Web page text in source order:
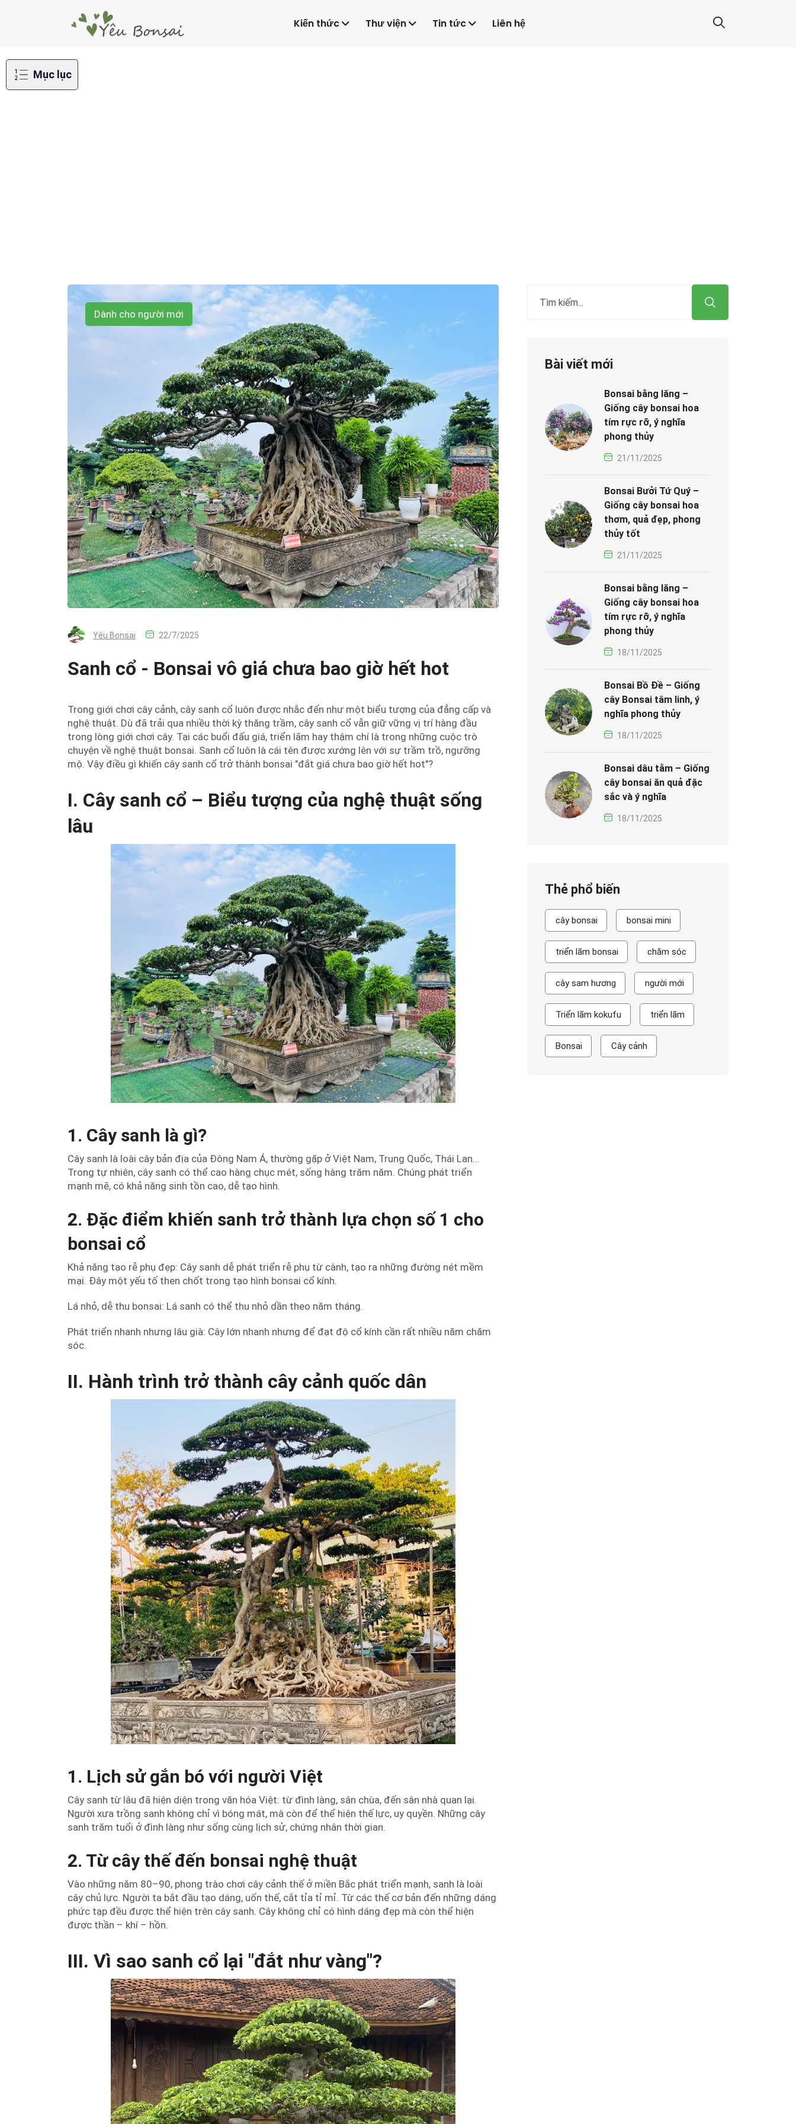
Kiến thức Thư viện Tin tức Liên hệ
Dành cho người mới
Yêu Bonsai 22/7/2025
Sanh cổ - Bonsai vô giá chưa bao giờ hết hot
Mục lục
Trong giới chơi cây cảnh, cây sanh cổ luôn được nhắc đến như một biểu tượng của đẳng cấp và
nghệ thuật. Dù đã trải qua nhiều thời kỳ thăng trầm, cây sanh cổ vẫn giữ vững vị trí hàng đầu
trong lòng giới chơi cây. Tại các buổi đấu giá, triển lãm hay thậm chí là trong những cuộc trò
chuyện về nghệ thuật bonsai. Sanh cổ luôn là cái tên được xướng lên với sự trầm trồ, ngưỡng
mộ. Vậy điều gì khiến cây sanh cổ trở thành bonsai "đắt giá chưa bao giờ hết hot"?
I. Cây sanh cổ – Biểu tượng của nghệ thuật sống
lâu
1. Cây sanh là gì?
Cây sanh là loài cây bản địa của Đông Nam Á, thường gặp ở Việt Nam, Trung Quốc, Thái Lan…
Trong tự nhiên, cây sanh có thể cao hàng chục mét, sống hàng trăm năm. Chúng phát triển
mạnh mẽ, có khả năng sinh tồn cao, dễ tạo hình.
2. Đặc điểm khiến sanh trở thành lựa chọn số 1 cho
bonsai cổ
Khả năng tạo rễ phụ đẹp: Cây sanh dễ phát triển rễ phụ từ cành, tạo ra những đường nét mềm
mại. Đây một yếu tố then chốt trong tạo hình bonsai cổ kính.
Lá nhỏ, dễ thu bonsai: Lá sanh có thể thu nhỏ dần theo năm tháng.
Phát triển nhanh nhưng lâu già: Cây lớn nhanh nhưng để đạt độ cổ kính cần rất nhiều năm chăm
sóc.
II. Hành trình trở thành cây cảnh quốc dân
1. Lịch sử gắn bó với người Việt
Cây sanh từ lâu đã hiện diện trong văn hóa Việt: từ đình làng, sân chùa, đến sân nhà quan lại.
Người xưa trồng sanh không chỉ vì bóng mát, mà còn để thể hiện thế lực, uy quyền. Những cây
sanh trăm tuổi ở đình làng như sống cùng lịch sử, chứng nhân thời gian.
2. Từ cây thế đến bonsai nghệ thuật
Vào những năm 80–90, phong trào chơi cây cảnh thế ở miền Bắc phát triển mạnh, sanh là loài
cây chủ lực. Người ta bắt đầu tạo dáng, uốn thế, cắt tỉa tỉ mỉ. Từ các thế cơ bản đến những dáng
phức tạp đều được thể hiện trên cây sanh. Cây không chỉ có hình dáng đẹp mà còn thể hiện
được thần – khí – hồn.
III. Vì sao sanh cổ lại "đắt như vàng"?
Bài viết mới
Bonsai bằng lăng –
Giống cây bonsai hoa
tím rực rỡ, ý nghĩa
phong thủy
21/11/2025
Bonsai Bưởi Tứ Quý –
Giống cây bonsai hoa
thơm, quả đẹp, phong
thủy tốt
21/11/2025
Bonsai bằng lăng –
Giống cây bonsai hoa
tím rực rỡ, ý nghĩa
phong thủy
18/11/2025
Bonsai Bồ Đề – Giống
cây Bonsai tâm linh, ý
nghĩa phong thủy
18/11/2025
Bonsai dâu tằm – Giống
cây bonsai ăn quả đặc
sắc và ý nghĩa
18/11/2025
Thẻ phổ biến
cây bonsai bonsai mini
triển lãm bonsai chăm sóc
cây sam hương người mới
Triển lãm kokufu triển lãm
Bonsai Cây cảnh